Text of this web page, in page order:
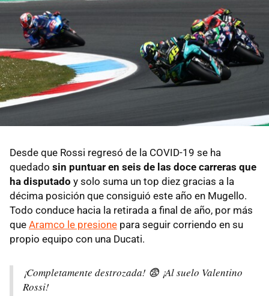
Desde que Rossi regresó de la COVID-19 se ha
quedado sin puntuar en seis de las doce carreras que
ha disputado y solo suma un top diez gracias a la
décima posición que consiguió este año en Mugello.
Todo conduce hacia la retirada a final de año, por más
que Aramco le presione para seguir corriendo en su
propio equipo con una Ducati.
¡Completamente destrozada! 😨 ¡Al suelo Valentino
Rossi!